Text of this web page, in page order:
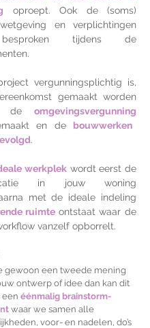
oproept.Ook de (soms)
en verplichtingen
tijdens de
vergunningsplichtig is,
gemaakt worden
de omgevingsvergunning
en de bouwwerken
.
werkplek wordt eerst de
in jouw woning
met de ideale indeling
ruimte ontstaatwaar de
vanzelf opborrelt.
gewoon een tweede mening
ontwerp of idee dan kan dit
een éénmalig brainstorm-
waar we samen alle
voor- en nadelen, do’s